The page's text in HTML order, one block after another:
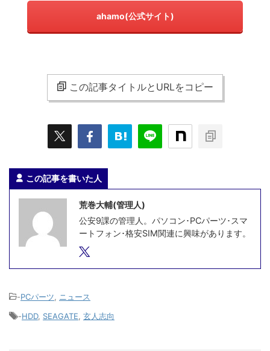
ahamo(公式サイト)
この記事タイトルとURLをコピー
この記事を書いた人
荒巻大輔(管理人)
公安9課の管理人。パソコン･PCパーツ･スマ
ートフォン･格安SIM関連に興味があります。
-PCパーツ
ニュース
-HDD, SEAGATE 玄人志向